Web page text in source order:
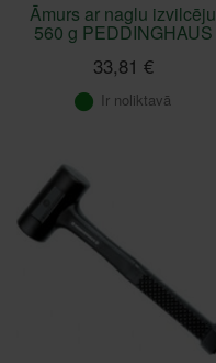
Āmurs ar naglu izvilcēju
560 g PEDDINGHAUS
33,81 €
Ir noliktavā